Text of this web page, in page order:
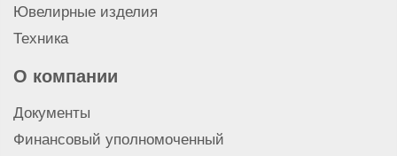
Ювелирные изделия
Техника
О компании
Документы
Финансовый уполномоченный